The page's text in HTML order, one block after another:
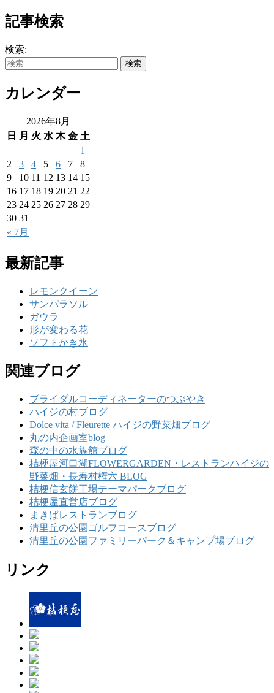
記事検索
検索:
カレンダー
2026年8月
日
月 火 水 木 金 土
« 7月
1
2
3 4 5 6 7
8
9
10 11 12 13 14 15
16 17 18 19 20 21 22
23 24 25 26 27 28 29
30 31
最新記事
レモンクイーン
サンパラソル
ガウラ
形が変わる花
ソフトかき氷
関連ブログ
ブライダルコーディネーターのつぶやき
ハイジの村ブログ
Dolce vita / Fleurette ハイジの野菜畑ブログ
丸の内企画室blog
森の中の水族館ブログ
桔梗屋河口湖FLOWERGARDEN・レストランハイジの
野菜畑・長寿村権六 BLOG
桔梗信玄餅工場テーマパークブログ
桔梗屋直営店ブログ
まきばレストランブログ
清里丘の公園ゴルフコースブログ
清里丘の公園ファミリーパーク＆キャンプ場ブログ
リンク